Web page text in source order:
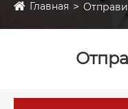
Главная